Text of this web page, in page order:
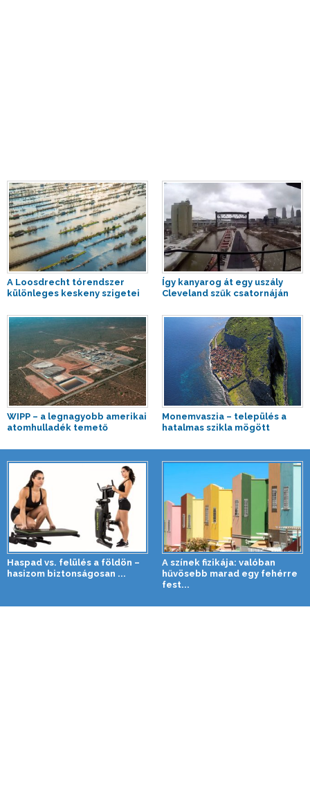
A Loosdrecht tórendszer
különleges keskeny szigetei
Így kanyarog át egy uszály
Cleveland szűk csatornáján
WIPP – a legnagyobb amerikai
atomhulladék temető
Monemvaszia – település a
hatalmas szikla mögött
Haspad vs. felülés a földön –
hasizom biztonságosan ...
A színek fizikája: valóban
hűvösebb marad egy fehérre
fest...